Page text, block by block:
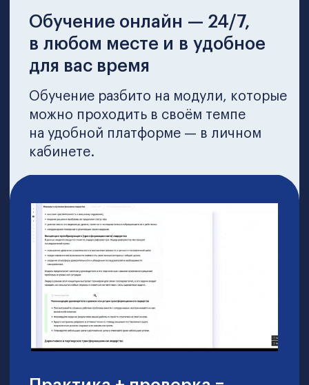
Программа обучения*
146 заданий
27 кейсов
Курс направлен на развитие:
стратегического финансового
мышления и управления бизнесом;
денежными потоками,
прибыльностью и рисками;
лидерства и эффективного
взаимодействия с другими топ-
менеджерами.